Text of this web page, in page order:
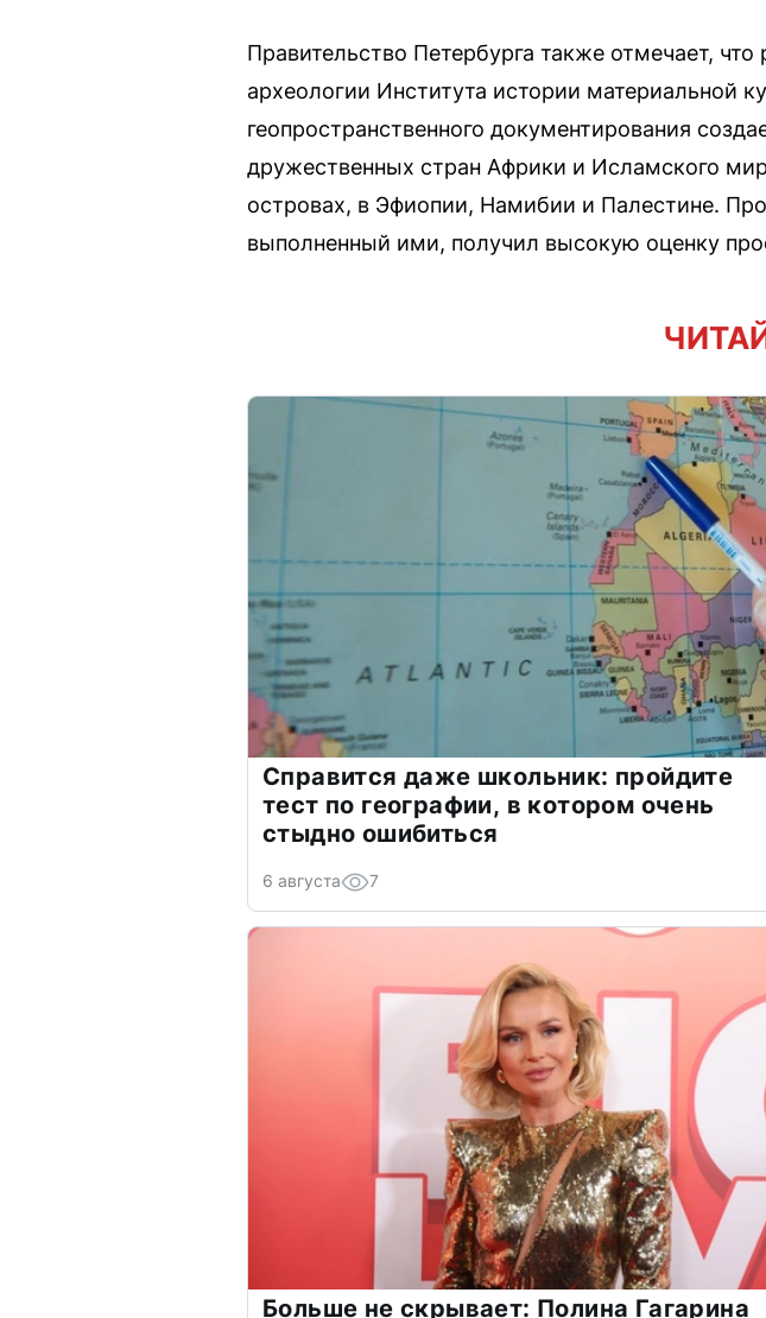
Правительство Петербурга также отмечает,
археологии Института истории материальной
геопространственного документирования
дружественных стран Африки и Исламского
островах, в Эфиопии, Намибии и Палестине.
выполненный ими, получил высокую оценку
Справится даже школьник: пройдите
тест по географии, в котором очень
стыдно ошибиться
6 августа 7
Больше не скрывает: Полина Гагарина